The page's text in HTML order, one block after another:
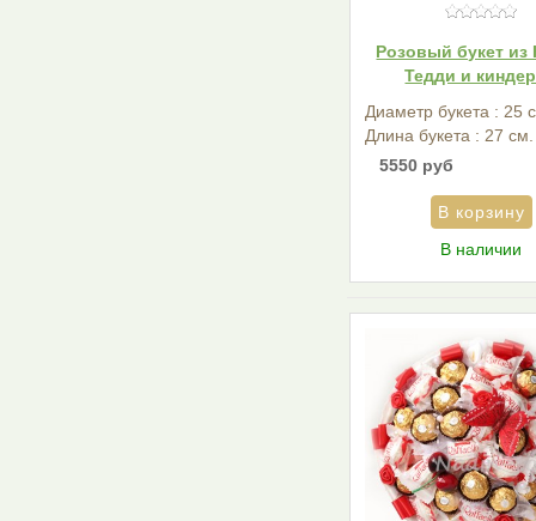
Розовый букет из
Тедди и
Диаметр букета : 25
Длина букета : 27 см.
5550 руб
В наличии